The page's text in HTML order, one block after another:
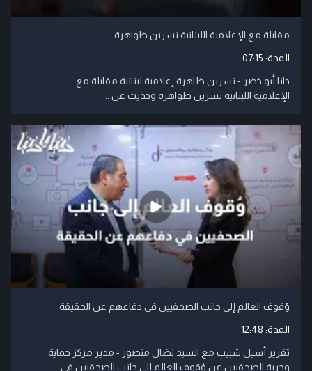
مقابلة مع الإعلامية اللبنانية نسرين ظواهرة
المدة: 07:15
دانا أبو خضر - نسرين ظاهرة إعلامية لبنانية مقابلة مع
الإعلامية اللبنانية نسرين ظواهرة وحديث عن ....
وُقوف العالم إلى جانب الصحفيين في دفاعهم عن الحقيقة
المدة: 12:48
تقرير أسيل شبيب مع السيد نضال منصور - مدير مركز حماية
وحرية الصحفيين عن وُقوف العالم إلى جانب الصحفيين في